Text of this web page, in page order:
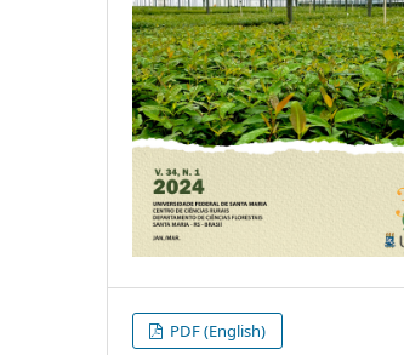
PDF (English)